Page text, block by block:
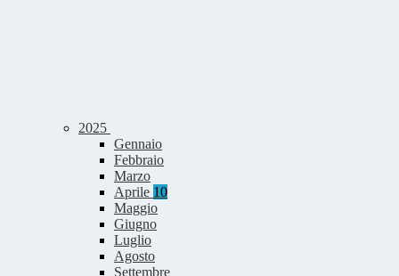
2025
Gennaio
Febbraio
Marzo
Aprile 10
Maggio
Giugno
Luglio
Agosto
Settembre